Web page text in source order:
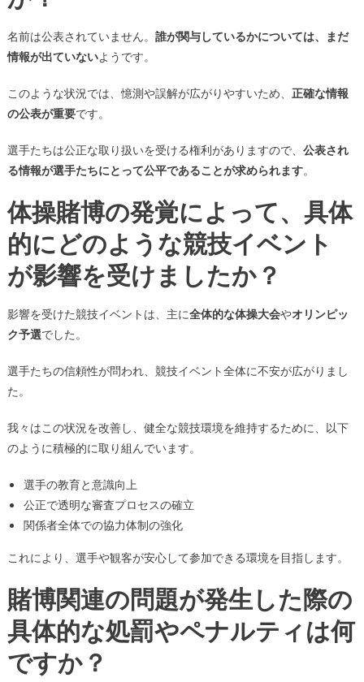
名前は公表されていません。 誰が関与しているかについては、まだ
情報が出ていないようです。
このような状況では、憶測や誤解が広がりやすいため、 正確な情報
の公表が重要です。
選手たちは公正な取り扱いを受ける権利がありますので、 公表され
る情報が選手たちにとって公平であることが求められます。
体操賭博の発覚によって、具体
的にどのような競技イベント
が影響を受けましたか？
影響を受けた競技イベントは、主に全体的な体操大会やオリンピッ
ク予選でした。
選手たちの信頼性が問われ、競技イベント全体に不安が広がりまし
た。
我々はこの状況を改善し、健全な競技環境を維持するために、以下
のように積極的に取り組んでいます。
選手の教育と意識向上
公正で透明な審査プロセスの確立
関係者全体での協力体制の強化
これにより、選手や観客が安心して参加できる環境を目指します。
賭博関連の問題が発生した際の
具体的な処罰やペナルティは何
ですか？